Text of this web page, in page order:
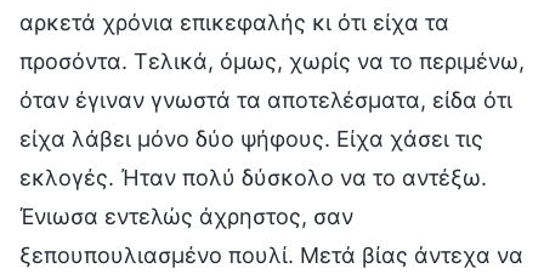
αρκετά χρόνια επικεφαλής κι ότι είχα τα
προσόντα. Τελικά, όμως, χωρίς να το περιμένω,
όταν έγιναν γνωστά τα αποτελέσματα, είδα ότι
είχα λάβει μόνο δύο ψήφους. Είχα χάσει τις
εκλογές. Ήταν πολύ δύσκολο να το αντέξω.
Ένιωσα εντελώς άχρηστος, σαν
ξεπουπουλιασμένο πουλί. Μετά βίας άντεχα να